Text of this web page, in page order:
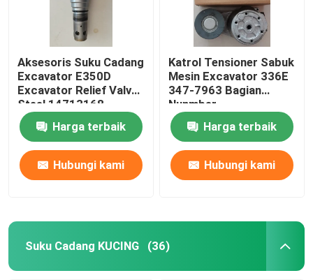
Suku Cadang Genset Diesel
Suku Cadang Forklift
Aksesoris Suku Cadang
Excavator E350D
Excavator Relief Valve
Steel 14713168
Harga terbaik
Hubungi kami
Katrol Tensioner Sabuk
Mesin Excavator 336E
347-7963 Bagian
Nunmber
Harga terbaik
Hubungi kami
Suku Cadang KUCING (36)